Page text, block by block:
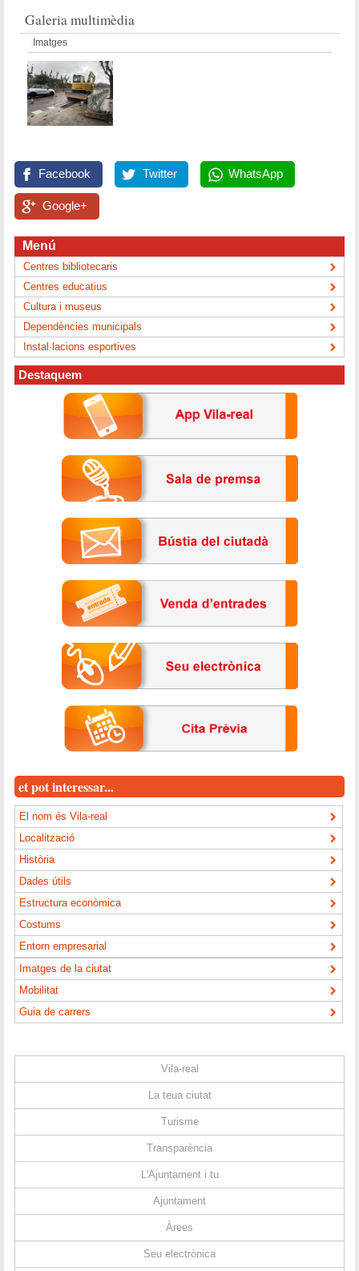
Galeria multimèdia
Imatges
Facebook Twitter WhatsApp
Google+
Menú
Centres bibliotecaris
Centres educatius
Cultura i museus
Dependències municipals
Instal·lacions esportives
Destaquem
et pot interessar...
El nom és Vila-real
Localització
Història
Dades útils
Estructura econòmica
Costums
Entorn empresarial
Imatges de la ciutat
Mobilitat
Guia de carrers
Vila-real
La teua ciutat
Turisme
Transparència
L'Ajuntament i tu
Ajuntament
Àrees
Seu electrònica